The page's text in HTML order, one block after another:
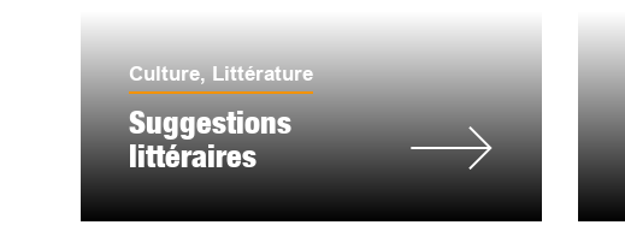
Culture, Littérature
Suggestions
littéraires